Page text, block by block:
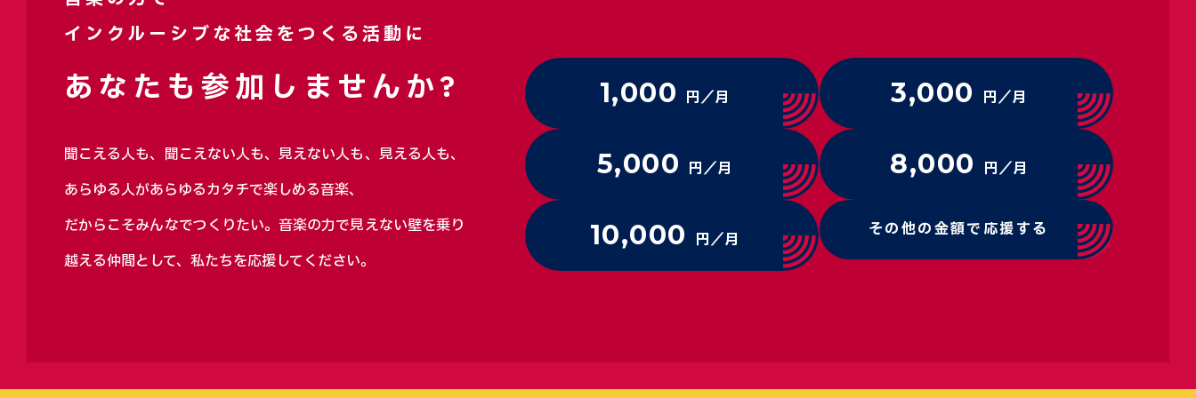
インクルーシブな社会をつくる活動に
あなたも参加しませんか?
聞こえる人も、聞こえない人も、見えない人も、見える人も、
あらゆる人があらゆるカタチで楽しめる音楽、
だからこそみんなでつくりたい。音楽の力で見えない壁を乗り
越える仲間として、私たちを応援してください。
1,000 円／月 3,000 円／月
5,000 円／月 8,000 円／月
10,000 円／月 その他の金額で応援する